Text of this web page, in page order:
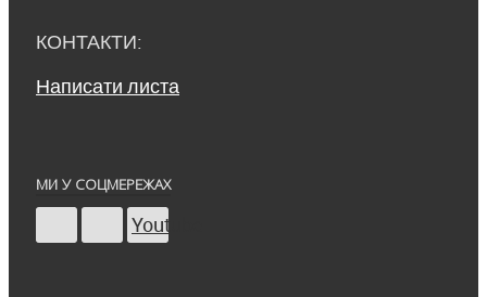
КОНТАКТИ:
Написати листа
МИ У СОЦМЕРЕЖАХ
Youtube